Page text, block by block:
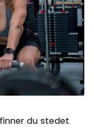
du stedet